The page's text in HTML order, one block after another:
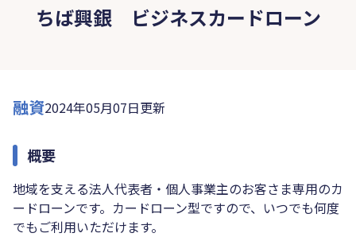
ちば興銀 ビジネスカードローン
融資2024年05月07日更新
概要
地域を支える法人代表者・個人事業主のお客さま専用のカ
ードローンです。カードローン型ですので、いつでも何度
でもご利用いただけます。